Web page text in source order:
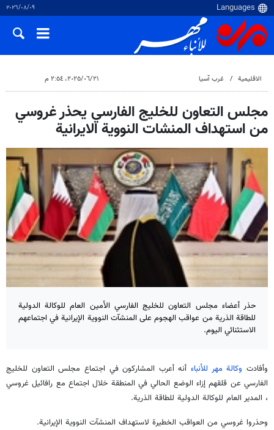
٠٩‏/٠٨‏/٢٠٢٦
الاقلیمیة غرب آسیا ٢١‏/٠٦‏/٢٠٢٥، ٢:٥٤ م
مجلس التعاون للخليج الفارسي يحذر غروسي
من استهداف المنشات النووية الايرانية
حذر أعضاء مجلس التعاون للخليج الفارسي الأمين العام للوكالة الدولية
للطاقة الذرية من عواقب الهجوم على المنشآت النووية الإيرانية في اجتماعهم
الاستثنائي اليوم.
وأفادت وكالة مهر للأنباءأنه أعرب المشاركون في اجتماع مجلس التعاون للخليج
الفارسي عن قلقهم إزاء الوضع الحالي في المنطقة خلال اجتماع مع رافائيل غروسي
، المدير العام للوكالة الدولية للطاقة الذرية.
وحذروا غروسي من العواقب الخطيرة لاستهداف المنشآت النووية الإيرانية.